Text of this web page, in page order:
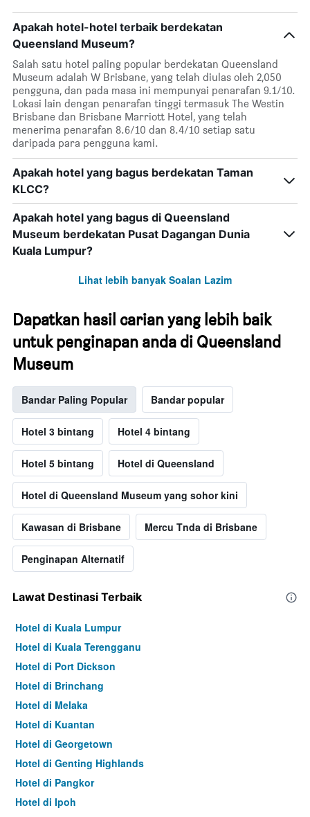
Apakah hotel-hotel terbaik berdekatan
Queensland Museum?
Salah satu hotel paling popular berdekatan Queensland
Museum adalah W Brisbane, yang telah diulas oleh 2,050
pengguna, dan pada masa ini mempunyai penarafan 9.1/10.
Lokasi lain dengan penarafan tinggi termasuk The Westin
Brisbane dan Brisbane Marriott Hotel, yang telah
menerima penarafan 8.6/10 dan 8.4/10 setiap satu
daripada para pengguna kami.
Apakah hotel yang bagus berdekatan Taman
KLCC?
Apakah hotel yang bagus di Queensland
Museum berdekatan Pusat Dagangan Dunia
Kuala Lumpur?
Lihat lebih banyak Soalan Lazim
Dapatkan hasil carian yang lebih baik
untuk penginapan anda di Queensland
Museum
Bandar Paling Popular Bandar popular
Hotel 3 bintang Hotel 4 bintang
Hotel 5 bintang Hotel di Queensland
Hotel di Queensland Museum yang sohor kini
Kawasan di Brisbane Mercu Tnda di Brisbane
Penginapan Alternatif
Lawat Destinasi Terbaik
Hotel di Kuala Lumpur
Hotel di Kuala Terengganu
Hotel di Port Dickson
Hotel di Brinchang
Hotel di Melaka
Hotel di Kuantan
Hotel di Georgetown
Hotel di Genting Highlands
Hotel di Pangkor
Hotel di Ipoh